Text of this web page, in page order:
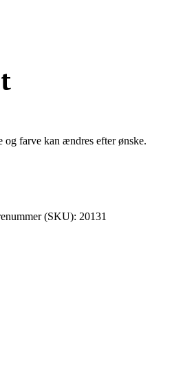
farve kan ændres efter ønske.
(SKU): 20131